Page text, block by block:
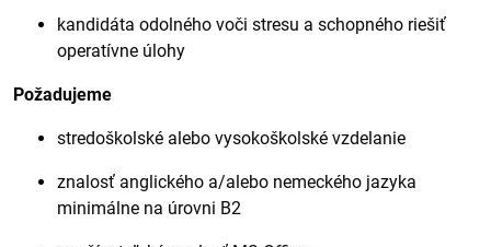
kandidáta odolného voči stresu a schopného riešiť
operatívne úlohy
Požadujeme
stredoškolské alebo vysokoškolské vzdelanie
znalosť anglického a/alebo nemeckého jazyka
minimálne na úrovni B2